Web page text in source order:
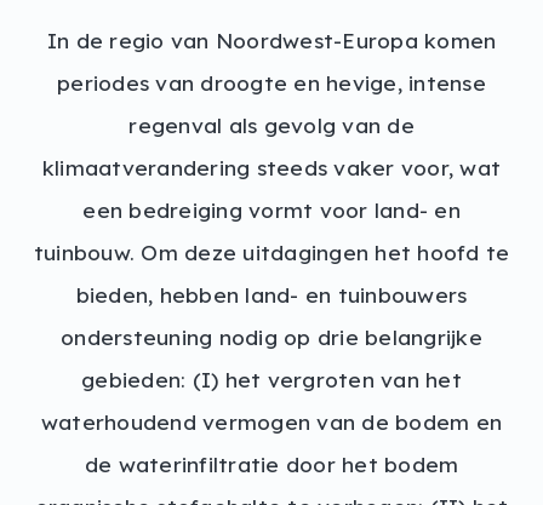
In de regio van Noordwest-Europa komen
periodes van droogte en hevige, intense
regenval als gevolg van de
klimaatverandering steeds vaker voor, wat
een bedreiging vormt voor land- en
tuinbouw. Om deze uitdagingen het hoofd te
bieden, hebben land- en tuinbouwers
ondersteuning nodig op drie belangrijke
gebieden: (I) het vergroten van het
waterhoudend vermogen van de bodem en
de waterinfiltratie door het bodem